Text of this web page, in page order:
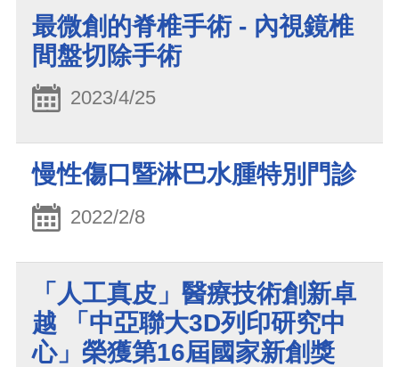
最微創的脊椎手術 - 內視鏡椎
間盤切除手術
2023/4/25
慢性傷口暨淋巴水腫特別門診
2022/2/8
「人工真皮」醫療技術創新卓
越 「中亞聯大3D列印研究中
心」榮獲第16屆國家新創獎